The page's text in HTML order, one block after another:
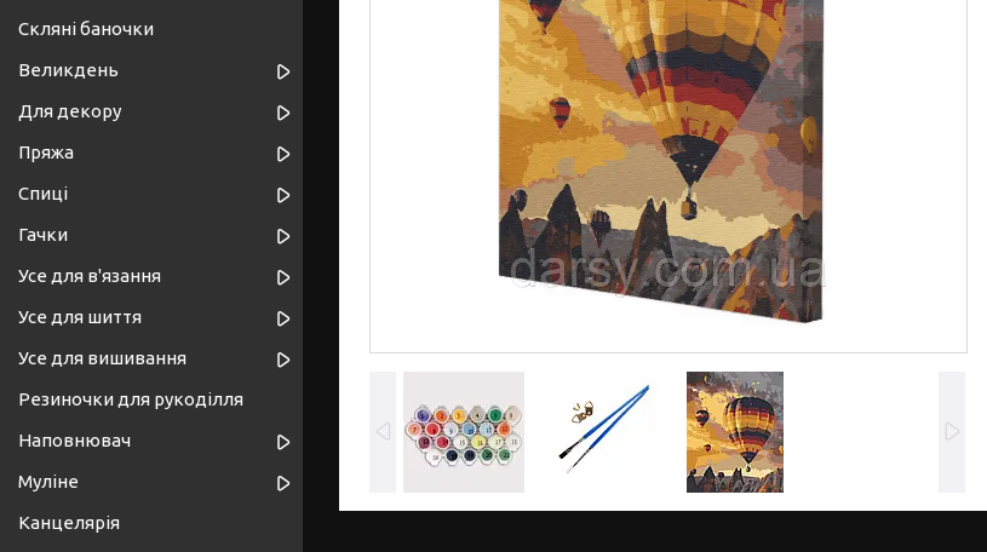
Скляні баночки
Великдень
Для декору
Пряжа
Спиці
Гачки
Усе для в'язання
Усе для шиття
Усе для вишивання
Резиночки для рукоділля
Наповнювач
Муліне
Канцелярія